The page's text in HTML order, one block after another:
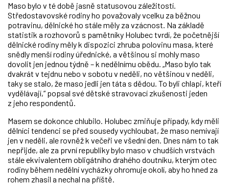
Maso bylo v té době jasně statusovou záležitostí.
Středostavovské rodiny ho považovaly vcelku za běžnou
potravinu, dělnické ho stále měly za vzácnost. Na základě
statistik a rozhovorů s pamětníky Holubec tvrdí, že početnější
dělnické rodiny měly k dispozici zhruba polovinu masa, které
snědly menší rodiny úřednické, a většinou si mohly maso
dovolit jen jednou týdně – k nedělnímu obědu. „Maso bylo tak
dvakrát v tejdnu nebo v sobotu v neděli, no většinou v neděli,
taky se stalo, že maso jedli jen táta s dědou. To byli chlapi, kteří
vydělávají,“ popsal své dětské stravovací zkušenosti jeden
z jeho respondentů.
Masem se dokonce chlubilo. Holubec zmiňuje případy, kdy měli
dělníci tendenci se před sousedy vychloubat, že maso nemívají
jen v neděli, ale rovněž k večeři ve všední den. Dnes nám to tak
nepřijde, ale za první republiky bylo maso v chudších vrstvách
stále ekvivalentem obligátního drahého doutníku, kterým otec
rodiny během nedělní vycházky ohromuje okolí, aby ho hned za
rohem zhasil a nechal na příště.